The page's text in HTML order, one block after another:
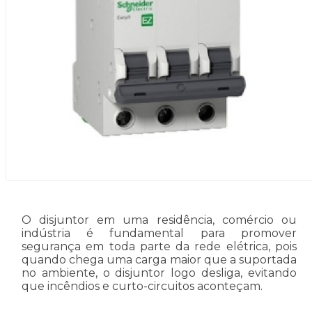
O disjuntor em uma residência, comércio ou
indústria é fundamental para promover
segurança em toda parte da rede elétrica, pois
quando chega uma carga maior que a suportada
no ambiente, o disjuntor logo desliga, evitando
que incêndios e curto-circuitos aconteçam.